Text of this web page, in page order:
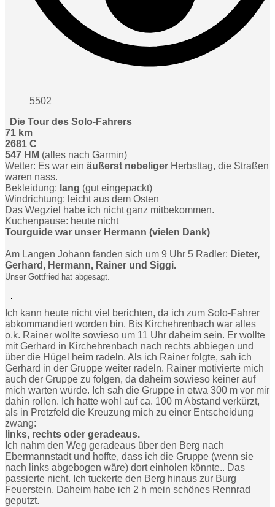
5502
Die Tour des Solo-Fahrers
71 km
2681 C
547 HM (alles nach Garmin)
Wetter: Es war ein äußerst nebeliger Herbsttag, die Straßen
waren nass.
Bekleidung: lang (gut eingepackt)
Windrichtung: leicht aus dem Osten
Das Wegziel habe ich nicht ganz mitbekommen.
Kuchenpause: heute nicht
Tourguide war unser Hermann (vielen Dank)
Am Langen Johann fanden sich um 9 Uhr 5 Radler: Dieter,
Gerhard, Hermann, Rainer und Siggi.
Unser Gottfried hat abgesagt.
Ich kann heute nicht viel berichten, da ich zum Solo-Fahrer
abkommandiert worden bin. Bis Kirchehrenbach war alles
o.k. Rainer wollte sowieso um 11 Uhr daheim sein. Er wollte
mit Gerhard in Kirchehrenbach nach rechts abbiegen und
über die Hügel heim radeln. Als ich Rainer folgte, sah ich
Gerhard in der Gruppe weiter radeln. Rainer motivierte mich
auch der Gruppe zu folgen, da daheim sowieso keiner auf
mich warten würde. Ich sah die Gruppe in etwa 300 m vor mir
dahin rollen. Ich hatte wohl auf ca. 100 m Abstand verkürzt,
als in Pretzfeld die Kreuzung mich zu einer Entscheidung
zwang:
links, rechts oder geradeaus.
Ich nahm den Weg geradeaus über den Berg nach
Ebermannstadt und hoffte, dass ich die Gruppe (wenn sie
nach links abgebogen wäre) dort einholen könnte.. Das
passierte nicht. Ich tuckerte den Berg hinaus zur Burg
Feuerstein. Daheim habe ich 2 h mein schönes Rennrad
geputzt.